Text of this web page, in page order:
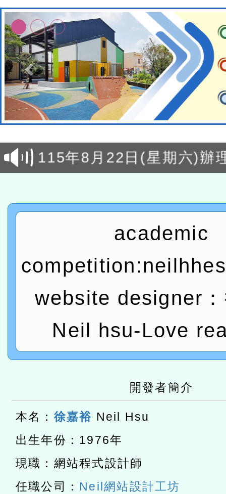
轉知經濟部水利署委託財
研究院辦理「115年表揚
位及節水達人選拔活動」
115年8月22日(星期六)辦
市孔廟祈福系列活動—儒
2026年桃園地景藝術節教
「2026桃園藝術巡演」活
轉知教育部國民及學前教
進學校輔導計畫師資專業
計畫
民族教育政策研討會「原
趨勢與發展」
轉知教育部國民及學前教
政府教育局辦理「115年
研習實施計畫－夢的N次
北場」計畫
函轉國立臺灣師範大學辦
臺北學習中心115年度第2
班」招生簡章及EDM
轉知有關國立成功大學辦
共融平台-教案暨教學示範
教育部國民及學前教育署
擴大為「滿6個月以上尚未
措施，延長至115年9月28
研究院辦理「115年表揚
位及節水達人選拔活動」
115年8月22日(星期六)辦
市孔廟祈福系列活動—儒
2026年桃園地景藝術節教
宜
轉知教育部國民及學前教
academic
website designer
Neil hsu-Love
開發者簡介
本名： 徐嘉裕 Neil Hsu
出生年份：1976年
現職：網站程式設計師
任職公司： Neil網站設計工坊